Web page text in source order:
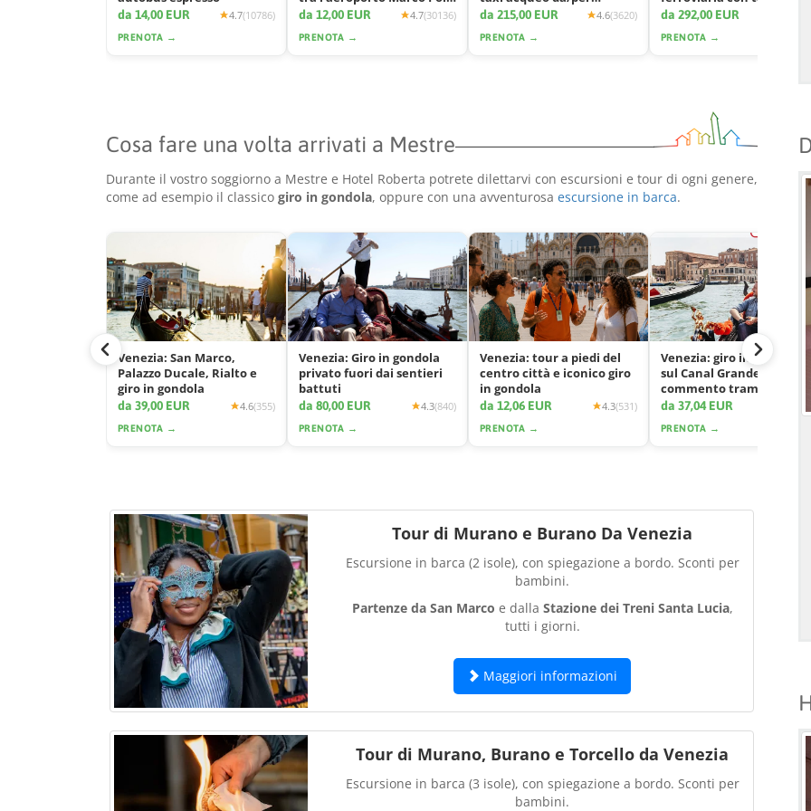
da 14,00 EUR 4.7(10786)
PRENOTA →
e la città
da 12,00 EUR 4.7(30136)
PRENOTA →
Venezia
da 215,00 EUR 4.6(3620)
PRENOTA →
acqueo
da 292,00 EUR
PRENOTA →
Cosa fare una volta arrivati a Mestre
Durante il vostro soggiorno a Mestre e Hotel Roberta potrete dilettarvi con escursioni e tour di ogni genere,
come ad esempio il classico giro in gondola, oppure con una avventurosa escursione in barca.
Venezia: San Marco,
Palazzo Ducale, Rialto e
giro in gondola
da 39,00 EUR 4.6(355)
PRENOTA →
Venezia: Giro in gondola
privato fuori dai sentieri
battuti
da 80,00 EUR 4.3(840)
PRENOTA →
Venezia: tour a piedi del
centro città e iconico giro
in gondola
da 12,06 EUR 4.3(531)
PRENOTA →
Venezia: giro in gondola
sul Canal Grande con
commento tramite app
da 37,04 EUR
PRENOTA →
Tour di Murano e Burano Da Venezia
Escursione in barca (2 isole), con spiegazione a bordo. Sconti per
bambini.
Partenze da San Marco e dalla Stazione dei Treni Santa Lucia,
tutti i giorni.
Maggiori informazioni
Tour di Murano, Burano e Torcello da Venezia
Escursione in barca (3 isole), con spiegazione a bordo. Sconti per
bambini.